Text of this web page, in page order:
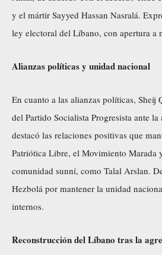
y el mártir Sayyed Hassan Nasralá.
ley electoral del Líbano, con apertura a
Alianzas políticas y unidad nacional
En cuanto a las alianzas políticas, Sheij
del Partido Socialista Progresista ante
destacó las relaciones positivas que
Patriótica Libre, el Movimiento Marada
comunidad sunní, como Talal Arslan.
Hezbolá por mantener la unidad
internos.
Reconstrucción del Líbano tras la